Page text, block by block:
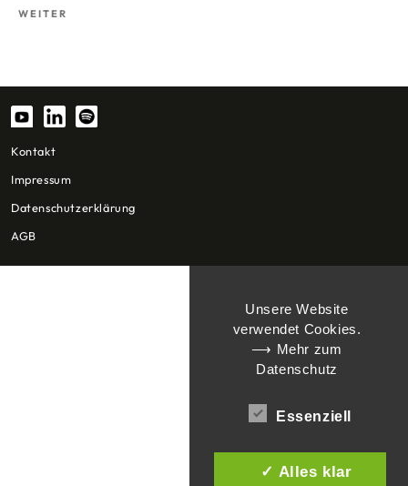
Nächster
WEITER
Kontakt
Impressum
Datenschutzerklärung
AGB
Unsere Website
verwendet Cookies.
⟶ Mehr zum
Datenschutz
Essenziell
✓ Alles klar